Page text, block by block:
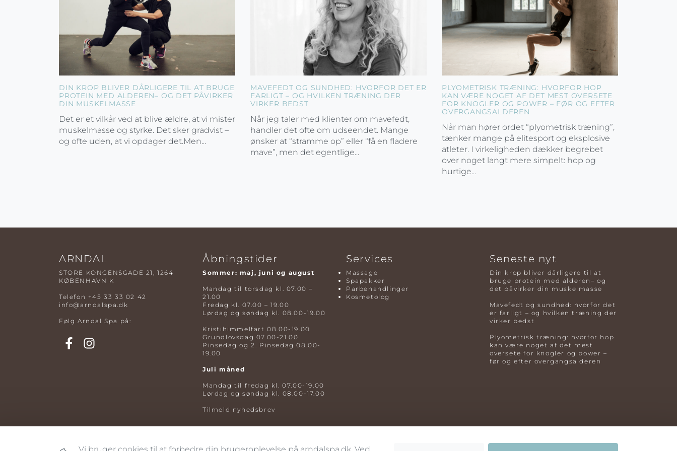
DIN KROP BLIVER DÅRLIGERE TIL AT BRUGE
PROTEIN MED ALDEREN– OG DET PÅVIRKER
DIN MUSKELMASSE
Det er et vilkår ved at blive ældre, at vi mister
muskelmasse og styrke. Det sker gradvist –
og ofte uden, at vi opdager det.Men...
MAVEFEDT OG SUNDHED: HVORFOR DET ER
FARLIGT – OG HVILKEN TRÆNING DER
VIRKER BEDST
Når jeg taler med klienter om mavefedt,
handler det ofte om udseendet. Mange
ønsker at “stramme op” eller “få en fladere
mave”, men det egentlige...
PLYOMETRISK TRÆNING: HVORFOR HOP
KAN VÆRE NOGET AF DET MEST OVERSETE
FOR KNOGLER OG POWER – FØR OG EFTER
OVERGANGSALDEREN
Når man hører ordet “plyometrisk træning”,
tænker mange på elitesport og eksplosive
atleter. I virkeligheden dækker begrebet
over noget langt mere simpelt: hop og
hurtige...
ARNDAL
STORE KONGENSGADE 21, 1264
KØBENHAVN K
Telefon +45 33 33 02 42
info@arndalspa.dk
Følg Arndal Spa på:
Åbningstider
Sommer: maj, juni og august
Mandag til torsdag kl. 07.00 –
21.00
Fredag kl. 07.00 – 19.00
Lørdag og søndag kl. 08.00-19.00
Kristihimmelfart 08.00-19.00
Grundlovsdag 07.00-21.00
Pinsedag og 2. Pinsedag 08.00-
19.00
Juli måned
Mandag til fredag kl. 07.00-19.00
Lørdag og søndag kl. 08.00-17.00
Tilmeld nyhedsbrev
Services
Massage
Spapakker
Parbehandlinger
Kosmetolog
Seneste nyt
Din krop bliver dårligere til at
bruge protein med alderen– og
det påvirker din muskelmasse
Mavefedt og sundhed: hvorfor det
er farligt – og hvilken træning der
virker bedst
Plyometrisk træning: hvorfor hop
kan være noget af det mest
oversete for knogler og power –
før og efter overgangsalderen